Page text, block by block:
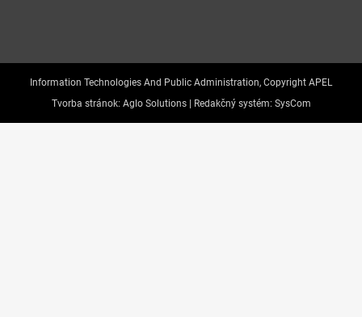
Information Technologies And Public Administration, Copyright APEL
Tvorba stránok: Aglo Solutions | Redakčný systém: SysCom